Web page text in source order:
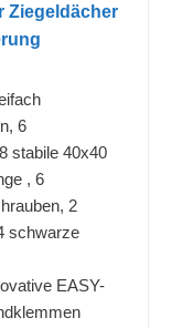
Ziegeldächer
6
stabile 40x40
, 6
2
schwarze
EASY-